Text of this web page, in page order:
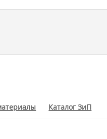
Каталог ЗиП